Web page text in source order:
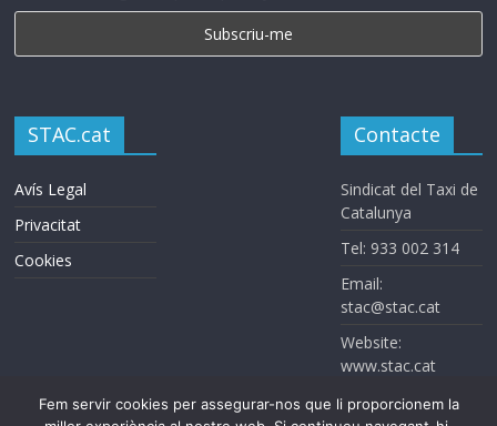
STAC.cat
Avís Legal
Privacitat
Cookies
Contacte
Sindicat del Taxi de
Catalunya
Tel: 933 002 314
Email:
stac@stac.cat
Website:
www.stac.cat
Fem servir cookies per assegurar-nos que li proporcionem la